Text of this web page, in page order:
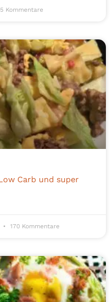
5 Kommentare
Carb und super
170 Kommentare